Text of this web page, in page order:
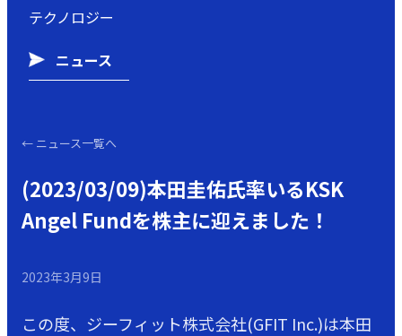
テクノロジー
ニュース
← ニュース一覧へ
(2023/03/09)本田圭佑氏率いるKSK
Angel Fundを株主に迎えました！
2023年3月9日
この度、ジーフィット株式会社(GFIT Inc.)は本田